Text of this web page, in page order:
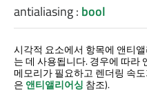
antialiasing: bool
시각적 요소에서 항목에 앤티
는 데 사용됩니다. 경우에 따라
메모리가 필요하고 렌더링 속
은 앤티앨리어싱 참조).